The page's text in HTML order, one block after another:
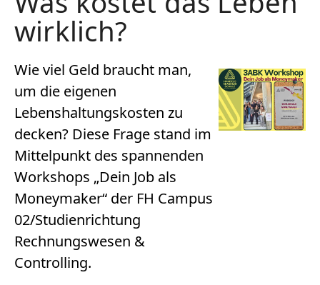
wirklich?
Wie viel Geld braucht man,
um die eigenen
Lebenshaltungskosten zu
decken? Diese Frage stand im
Mittelpunkt des spannenden
Workshops „Dein Job als
Moneymaker“ der FH Campus
02/Studienrichtung
Rechnungswesen &
Controlling.